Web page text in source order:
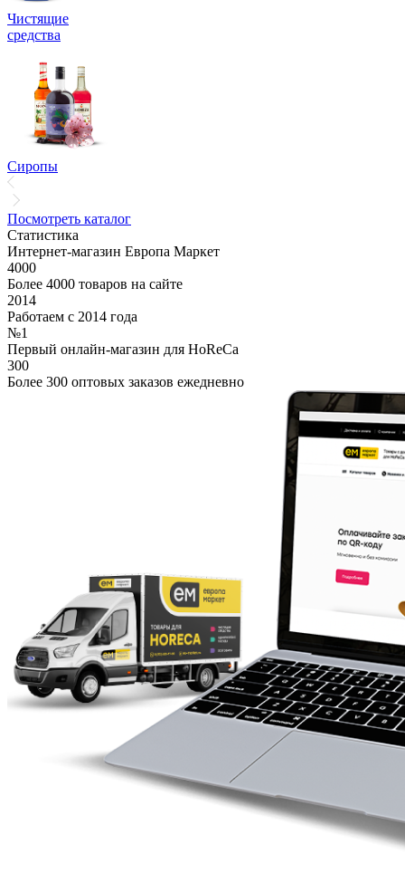
Чистящие
средства
Сиропы
Посмотреть каталог
Статистика
Интернет-магазин Европа Маркет
4000
Более 4000 товаров на сайте
2014
Работаем с 2014 года
№1
Первый онлайн-магазин для HoReCa
300
Более 300 оптовых заказов ежедневно